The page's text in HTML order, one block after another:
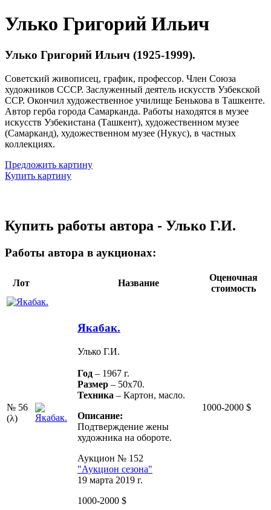
Улько Григорий Ильич
Улько Григорий Ильич (1925-1999).
Советский живописец, график, профессор. Член Союза
художников СССР. Заслуженный деятель искусств Узбекской
ССР. Окончил художественное училище Бенькова в Ташкенте.
Автор герба города Самарканда. Работы находятся в музее
искусств Узбекистана (Ташкент), художественном музее
(Самарканд), художественном музее (Нукус), в частных
коллекциях.
Предложить картину
Купить картину
Купить работы автора - Улько Г.И.
Работы автора в аукционах:
Лот Название
Оценочная
стоимость
№ 56
(λ)
Якабак.
Улько Г.И.
Год – 1967 г.
Размер – 50х70.
Техника – Картон, масло.
Описание:
Подтверждение жены
художника на обороте.
Аукцион № 152
"Аукцион сезона"
19 марта 2019 г.
1000-2000 $
1000-2000 $